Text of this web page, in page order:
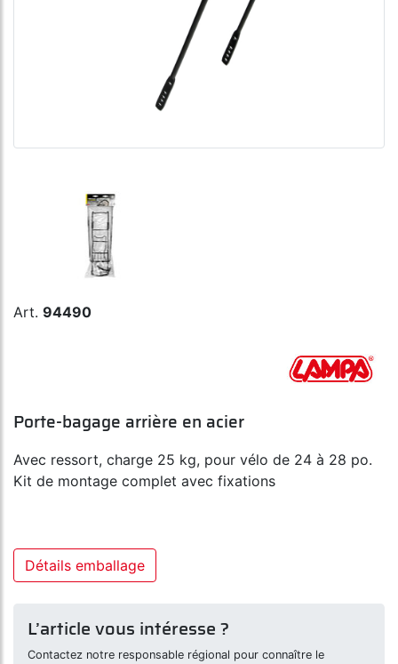
Art. 94490
Porte-bagage arrière en acier
Avec ressort, charge 25 kg, pour vélo de 24 à 28 po.
Kit de montage complet avec fixations
Détails emballage
L’article vous intéresse ?
Contactez notre responsable régional pour connaître le